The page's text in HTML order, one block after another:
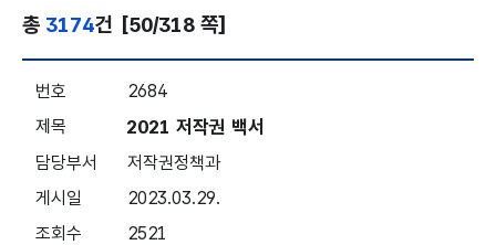
총 3174건 [50/318 쪽]
2684
2021 저작권 백서
저작권정책과
2023.03.29.
2521